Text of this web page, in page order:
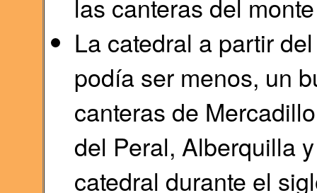
las canteras del
La catedral a partir
podía ser menos, un
canteras de
del Peral, Alberquilla
catedral durante el